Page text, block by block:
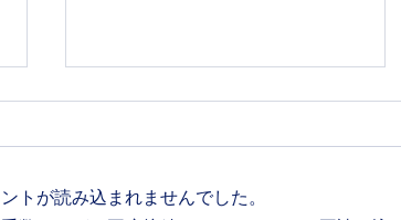
トが読み込まれませんでした。